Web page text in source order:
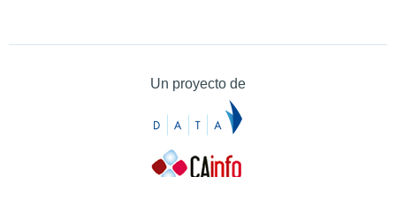
Un proyecto de